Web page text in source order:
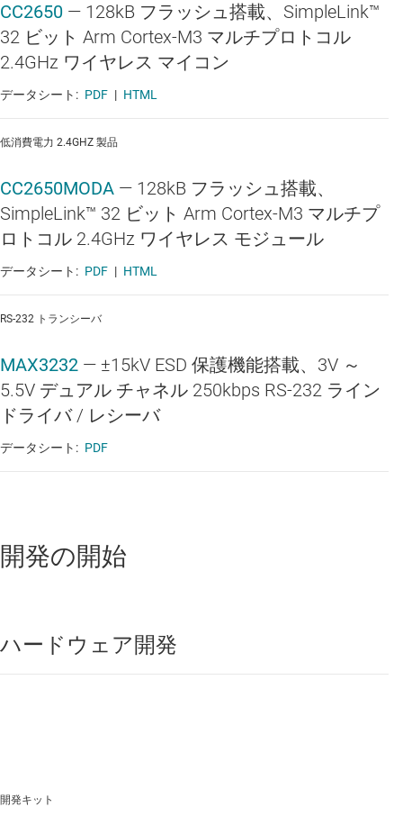
CC2650 — 128kB フラッシュ搭載、SimpleLink™
32 ビット Arm Cortex-M3 マルチプロトコル
2.4GHz ワイヤレス マイコン
データシート: PDF | HTML
低消費電力 2.4GHZ 製品
CC2650MODA — 128kB フラッシュ搭載、
SimpleLink™ 32 ビット Arm Cortex-M3 マルチプ
ロトコル 2.4GHz ワイヤレス モジュール
データシート: PDF | HTML
RS-232 トランシーバ
MAX3232 — ±15kV ESD 保護機能搭載、3V ～
5.5V デュアル チャネル 250kbps RS-232 ライン
ドライバ / レシーバ
データシート: PDF
開発の開始
ハードウェア開発
開発キット